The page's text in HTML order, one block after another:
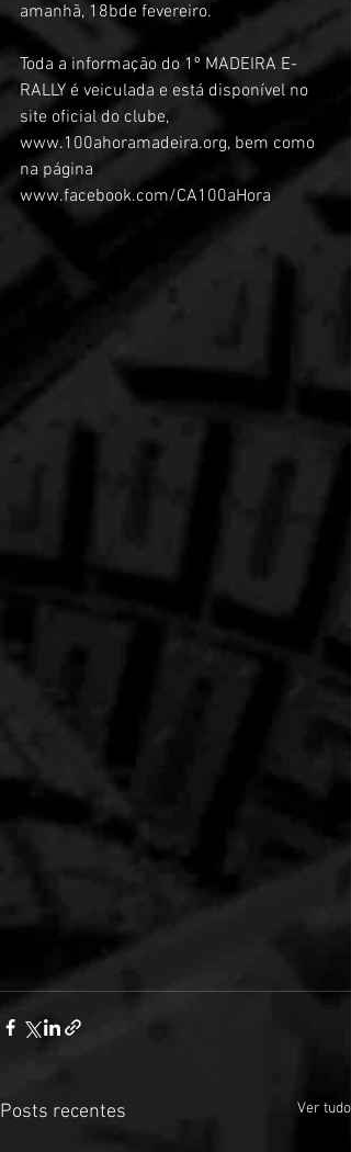
amanhã, 18bde fevereiro.
Toda a informação do 1º MADEIRA E-
RALLY é veiculada e está disponível no
site oficial do clube,
www.100ahoramadeira.org, bem como
na página
www.facebook.com/CA100aHora
Posts recentes Ver tudo